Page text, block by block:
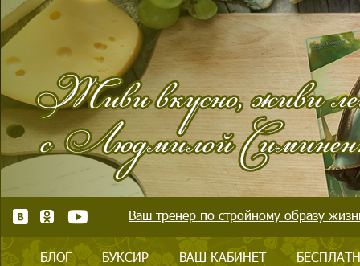
Ваш тренер по стройному образу
БЛОГ БУКСИР ВАШ КАБИНЕТ